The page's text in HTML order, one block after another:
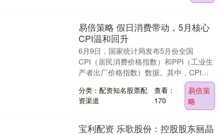
易倍策略 假日消费带动，5月核心
CPI温和回升
6月9日，国家统计局发布5月份全国
CPI（居民消费价格指数）和PPI（工业生
产者出厂价格指数）数据。其中，CPI同
比下降0.1%，环比下降0.2%；PPI同比
下....
分类：配资知名股票配
资渠道
查看：
170
易倍策
略
宝利配资 乐歌股份：控股股东丽晶